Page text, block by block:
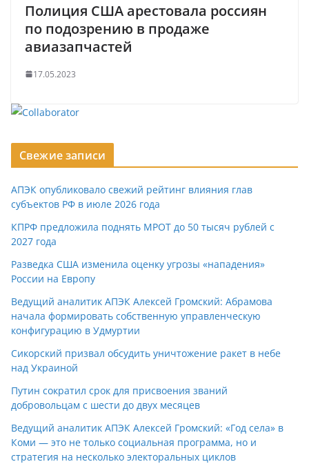
Полиция США арестовала россиян
по подозрению в продаже
авиазапчастей
17.05.2023
Свежие записи
АПЭК опубликовало свежий рейтинг влияния глав
субъектов РФ в июле 2026 года
КПРФ предложила поднять МРОТ до 50 тысяч рублей с
2027 года
Разведка США изменила оценку угрозы «нападения»
России на Европу
Ведущий аналитик АПЭК Алексей Громский: Абрамова
начала формировать собственную управленческую
конфигурацию в Удмуртии
Сикорский призвал обсудить уничтожение ракет в небе
над Украиной
Путин сократил срок для присвоения званий
добровольцам с шести до двух месяцев
Ведущий аналитик АПЭК Алексей Громский: «Год села» в
Коми — это не только социальная программа, но и
стратегия на несколько электоральных циклов